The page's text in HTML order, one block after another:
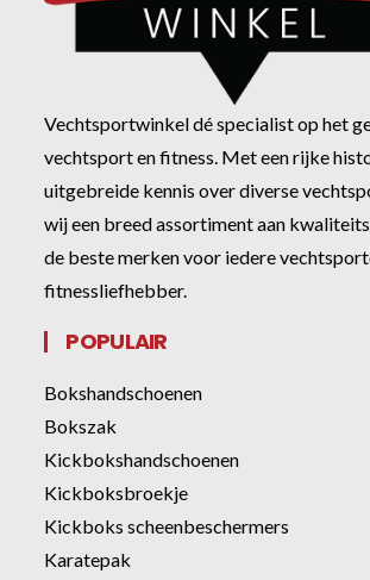
Vechtsportwinkel dé specialist op het
vechtsport en fitness. Met een rijke
uitgebreide kennis over diverse
wij een breed assortiment aan
de beste merken voor iedere
fitnessliefhebber.
POPULAIR
Bokshandschoenen
Bokszak
Kickbokshandschoenen
Kickboksbroekje
Kickboks scheenbeschermers
Karatepak